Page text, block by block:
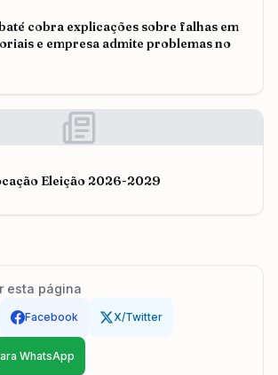
cobra explicações sobre falhas em
e empresa admite problemas no
Eleição 2026-2029
esta página
Facebook X/Twitter
WhatsApp